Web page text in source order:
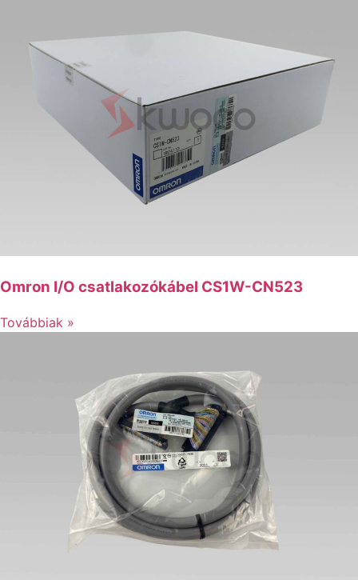
Omron I/O csatlakozókábel CS1W-CN523
Továbbiak »